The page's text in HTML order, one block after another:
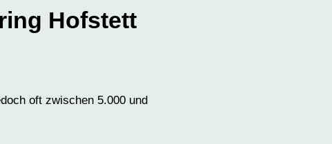
Hofstett
oft zwischen 5.000 und